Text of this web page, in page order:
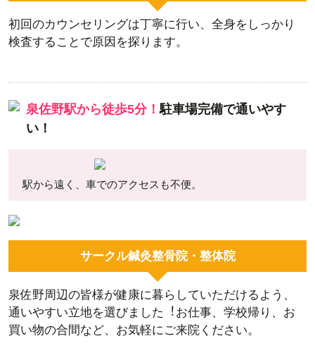
初回のカウンセリングは丁寧に行い、全身をしっかり
検査することで原因を探ります。
泉佐野駅から徒歩5分！駐車場完備で通いやす
い！
駅から遠く、車でのアクセスも不便。
サークル鍼灸整骨院・整体院
泉佐野周辺の皆様が健康に暮らしていただけるよう、
通いやすい立地を選びました︕お仕事、学校帰り、お
買い物の合間など、お気軽にご来院ください。